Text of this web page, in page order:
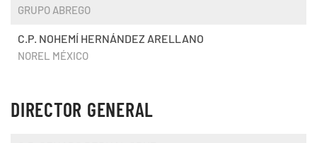
GRUPO ABREGO
C.P. NOHEMÍ HERNÁNDEZ ARELLANO
NOREL MÉXICO
DIRECTOR GENERAL